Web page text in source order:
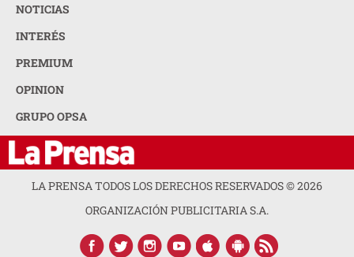
NOTICIAS
INTERÉS
PREMIUM
OPINION
GRUPO OPSA
LA PRENSA TODOS LOS DERECHOS RESERVADOS ©2026
ORGANIZACIÓN PUBLICITARIA S.A.